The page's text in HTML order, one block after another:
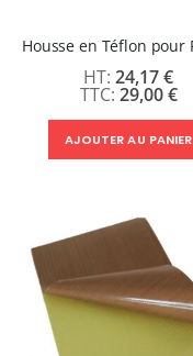
29,00 €
24,17 €
AJOUTER AU PANIER